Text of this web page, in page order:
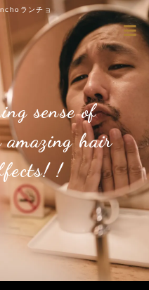
ランチョ
sense of
hair
!